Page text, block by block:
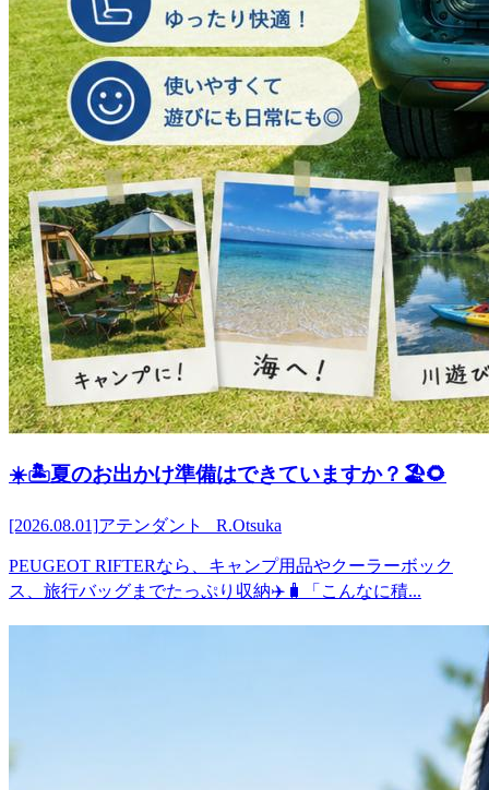
☀️🏝️夏のお出かけ準備はできていますか？🏖️🌻
[2026.08.01]アテンダント R.Otsuka
PEUGEOT RIFTERなら、キャンプ用品やクーラーボック
ス、旅行バッグまでたっぷり収納✈️🧳「こんなに積...